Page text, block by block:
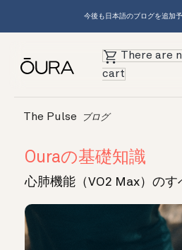
今後も日本語のブログを追加予
There are
cart
The Pulse ブログ
Ouraの基礎知識
心肺機能（VO2 Max）のす